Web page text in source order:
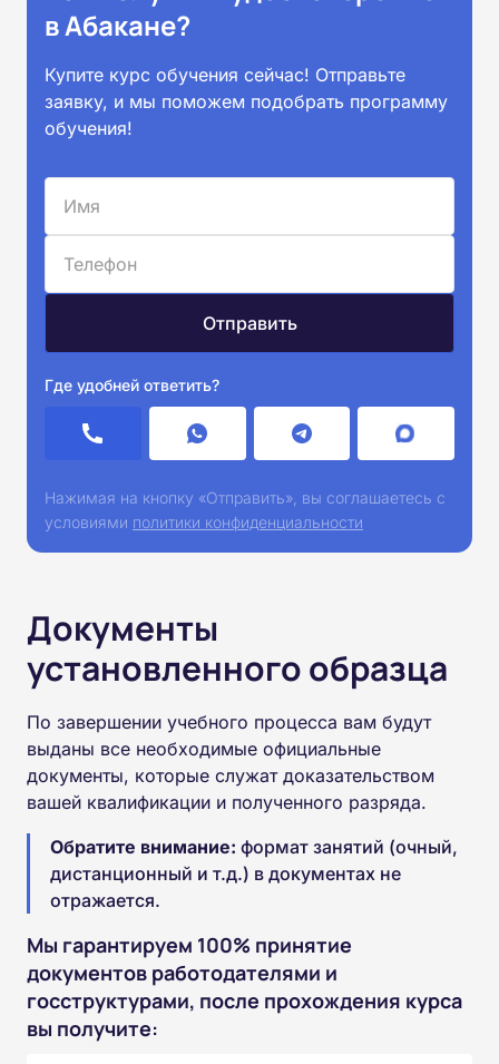
в Абакане?
Купите курс обучения сейчас! Отправьте
заявку, и мы поможем подобрать программу
обучения!
Где удобней ответить?
Нажимая на кнопку «Отправить», вы соглашаетесь с
условиями политики конфиденциальности
Документы
установленного образца
По завершении учебного процесса вам будут
выданы все необходимые официальные
документы, которые служат доказательством
вашей квалификации и полученного разряда.
Обратите внимание: формат занятий (очный,
дистанционный и т.д.) в документах не
отражается.
Мы гарантируем 100% принятие
документов работодателями и
госструктурами, после прохождения курса
вы получите: